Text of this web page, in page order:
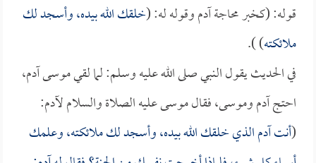
قوله: (كخبر محاجة آدم وقوله له: (خلقك الله بيده، وأسجد لك
ملائكته) ).
في الحديث يقول النبي صلى الله عليه وسلم: لما لقي موسى آدم،
احتج آدم وموسى، فقال موسى عليه الصلاة والسلام لآدم:
(أنت آدم الذي خلقك الله بيده، وأسجد لك ملائكته، وعلمك